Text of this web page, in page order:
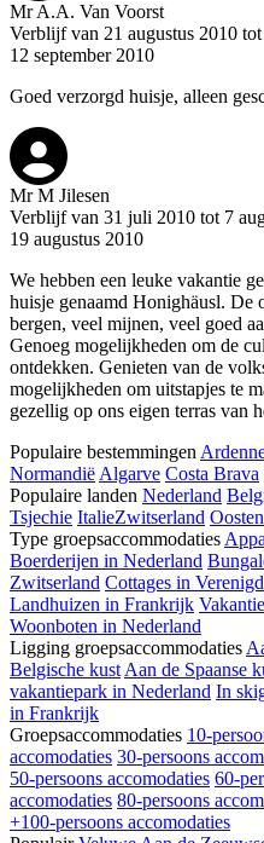
Mr A.A. Van Voorst
Verblijf van 21 augustus 2010
12 september 2010
Goed verzorgd huisje, alleen
Mr M Jilesen
Verblijf van 31 juli 2010 tot 7
19 augustus 2010
We hebben een leuke vakantie
huisje genaamd Honighäusl. De
bergen, veel mijnen, veel goed
Genoeg mogelijkheden om de
ontdekken. Genieten van de
mogelijkheden om uitstapjes te
gezellig op ons eigen terras van
Populaire bestemmingen
Normandië Algarve Costa Brava
Populaire landen Nederland
Tsjechie ItalieZwitserland
Type groepsaccommodaties
Boerderijen in Nederland
Zwitserland Cottages in
Landhuizen in Frankrijk
Woonboten in Nederland
Ligging groepsaccommodaties
Belgische kust Aan de Spaanse
vakantiepark in Nederland In
in Frankrijk
Groepsaccommodaties 10-
accomodaties 30-persoons
50-persoons accomodaties 60-
accomodaties 80-persoons
+100-persoons accomodaties